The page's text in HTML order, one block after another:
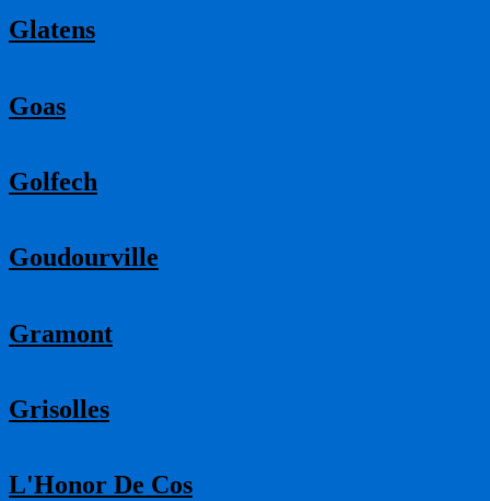
Glatens
Goas
Golfech
Goudourville
Gramont
Grisolles
L'Honor De Cos